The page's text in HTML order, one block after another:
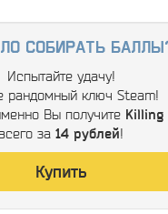
собирать
Испытайте удачу!
рандомный ключ Steam!
Вы получите Killing
всего за 14 рублей!
Купить